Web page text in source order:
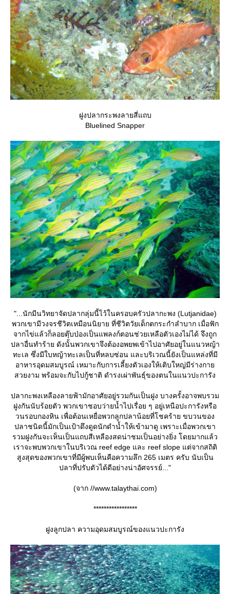
ฝูงปลากระพงลายสี่แถบ
Bluelined Snapper
"...นักมีนวิทยาจัดปลากลุ่มนี้ไว้ในครอบครัวปลากะพง (Lutjanidae)
พวกเขามีวงจรชีวิตเหมือนนิยาย ที่ชีวิตวัยเด็กตกระกำลำบาก เมื่อฟัก
จากไข่แล้วก็ลอยตุ๊บป่องเป็นแพลงก์ตอนช่วยเหลือตัวเองไม่ได้ จึงถูก
ปลาอื่นทำร้าย ดังนั้นพวกเขาจึงต้องอพยพเข้าไปอาศัยอยู่ในแนวหญ้า
ทะเล ซึ่งมีใบหญ้าทะเลเป็นที่หลบซ่อน และบริเวณนี้ยังเป็นแหล่งที่มี
อาหารอุดมสมบูรณ์ เหมาะกับการเลี้ยงตัวเองให้เติบใหญ่มีร่างกา
สวยงาม พร้อมจะกับไปกู้ชาติ ดำรงเผ่าพันธุ์ของตนในแนวปะการัง
ปลากะพงเหลืองลายฟ้ามักอาศัยอยู่รวมกันเป็นฝูง บางครั้งอาจพบรวม
ฝูงกันนับร้อยตัว พวกเขาชอบว่ายน้ำไปเรื่อย ๆ อยู่เหนือปะการังหรือ
วนรอบกองหิน เพื่อต้อนเหยื่อพวกลูกปลาน้อยที่โชคร้าย ขบวนของ
ปลาชนิดนี้มักเป็นเป้าดึงดูดนักดำน้ำให้เข้ามาดู เพราะเมื่อพวกเขา
รวมฝูงกันจะเห็นเป็นแถบสีเหลืองสดน่าชมเป็นอย่างยิ่ง โดยมากแล้ว
เราจะพบพวกเขาในบริเวณ reef edge และ reef slope แต่จากสถิติ
สูงสุดของพวกเขาที่มีผู้พบเห็นคือความลึก 265 เมตร ครับ นับเป็น
ปลาที่ปรับตัวได้ดีอย่างน่าอัศจรรย์..."
(จาก //www.talaythai.com)
*****************
ฝูงลูกปลา ความอุดมสมบูรณ์ของแนวปะการัง